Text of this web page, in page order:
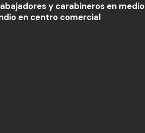
y carabineros en medio
en centro comercial